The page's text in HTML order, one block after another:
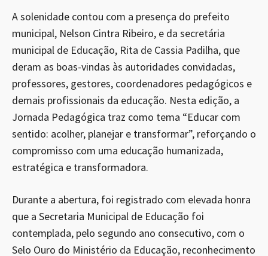
A solenidade contou com a presença do prefeito
municipal, Nelson Cintra Ribeiro, e da secretária
municipal de Educação, Rita de Cassia Padilha, que
deram as boas-vindas às autoridades convidadas,
professores, gestores, coordenadores pedagógicos e
demais profissionais da educação. Nesta edição, a
Jornada Pedagógica traz como tema “Educar com
sentido: acolher, planejar e transformar”, reforçando o
compromisso com uma educação humanizada,
estratégica e transformadora.
Durante a abertura, foi registrado com elevada honra
que a Secretaria Municipal de Educação foi
contemplada, pelo segundo ano consecutivo, com o
Selo Ouro do Ministério da Educação, reconhecimento